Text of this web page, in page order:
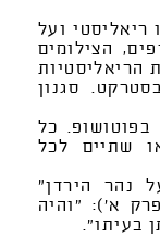
ועל
הצילומים
הריאליסטיות
סגנון
כל
שתיים לכל
נהר הירדן"
א'): "והיה
בעיתו".